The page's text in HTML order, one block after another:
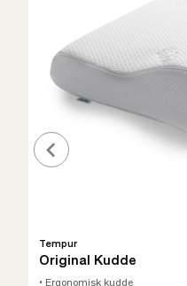
Tempur
Original Kudde
• Ergonomisk kudde